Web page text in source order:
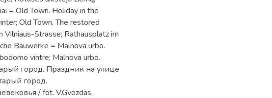
= Old Town. Holiday in the
Old Town. The restored
Strasse; Rathausplatz im
Bauwerke = Malnova urbo.
vintre; Malnova urbo.
город. Праздник на улице
город.
/ fot. V.Gvozdas,